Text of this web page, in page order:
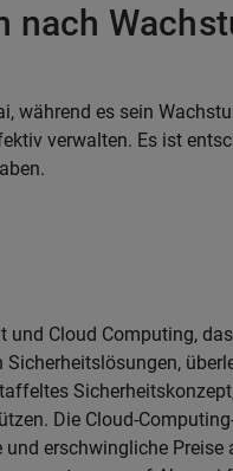
nach
während es sein
verwalten. Es ist
Cloud Computing,
Die Cloud-
erschwingliche